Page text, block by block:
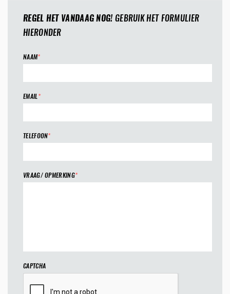
REGEL HET VANDAAG NOG!GEBRUIK HET FORMULIER
HIERONDER
NAAM*
EMAIL*
TELEFOON*
VRAAG/ OPMERKING*
CAPTCHA